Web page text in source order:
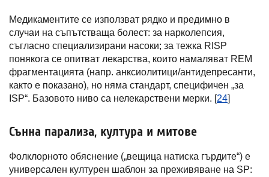
Медикаментите се използват рядко и предимно в
случаи на съпътстваща болест: за нарколепсия,
съгласно специализирани насоки; за тежка RISP
понякога се опитват лекарства, които намаляват REM
фрагментацията (напр. анксиолитици/антидепресанти,
както е показано), но няма стандарт, специфичен „за
ISP“. Базовото ниво са нелекарствени мерки. [24]
Сънна парализа, култура и митове
Фолклорното обяснение („вещица натиска гърдите“) е
универсален културен шаблон за преживяване на SP: